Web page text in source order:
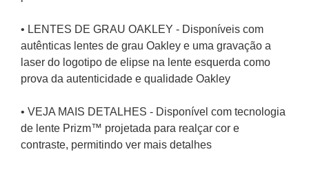
• LENTES DE GRAU OAKLEY - Disponíveis com
autênticas lentes de grau Oakley e uma gravação a
laser do logotipo de elipse na lente esquerda como
prova da autenticidade e qualidade Oakley
• VEJA MAIS DETALHES - Disponível com tecnologia
de lente Prizm™ projetada para realçar cor e
contraste, permitindo ver mais detalhes